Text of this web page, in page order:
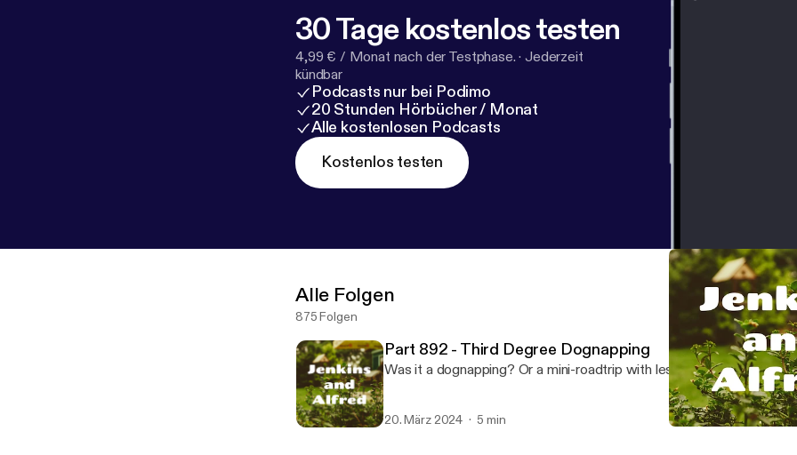
30 Tage kostenlos testen
4,99 € / Monat nach der Testphase. · Jederzeit
kündbar
Podcasts nur bei Podimo
20 Stunden Hörbücher / Monat
Alle kostenlosen Podcasts
Kostenlos testen
Alle Folgen
875 Folgen
Part 892 - Third Degree Dognapping
Was it a dognapping? Or a mini-roadtrip with less food than Alfred
20. März 2024 5 min